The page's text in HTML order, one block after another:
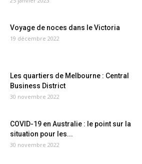
Voyage de noces dans le Victoria
19 décembre 2022
Les quartiers de Melbourne : Central
Business District
30 novembre 2022
COVID-19 en Australie : le point sur la
situation pour les...
30 novembre 2022